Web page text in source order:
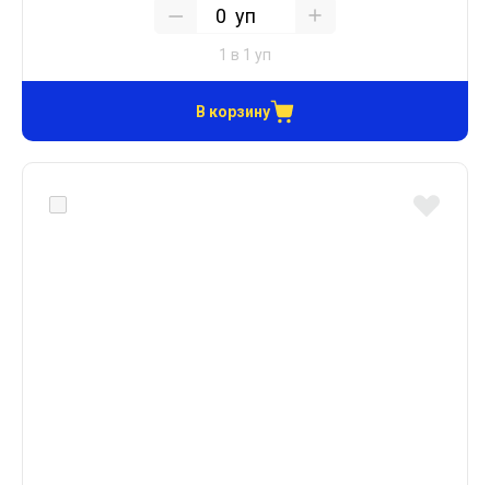
уп
1 в 1 уп
В корзину